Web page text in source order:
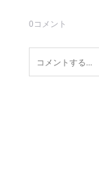
0コメント